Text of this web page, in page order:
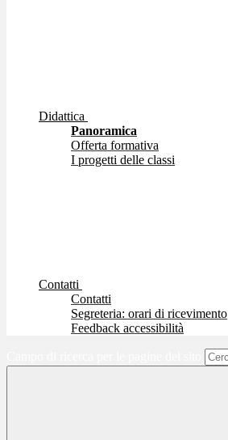
Didattica
Panoramica
Offerta formativa
I progetti delle classi
Contatti
Contatti
Segreteria: orari di ricevimento
Feedback accessibilità